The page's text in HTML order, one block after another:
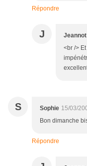
Répondre
J Jeannot
<br />
S Sophie 15/03/
Bon dimanche
Répondre